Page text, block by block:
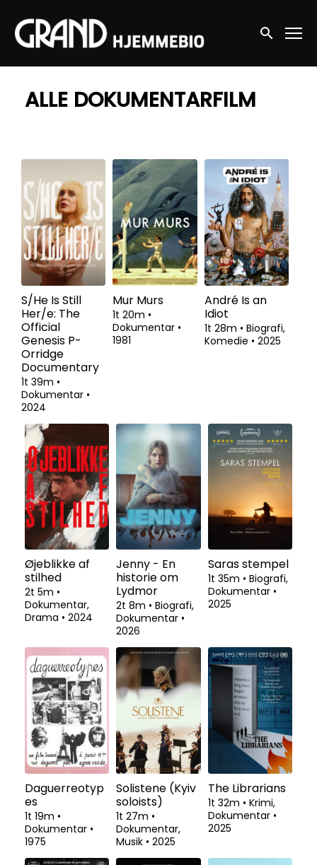
Accessibility Links
Søg nu
ALLE DOKUMENTARFILM
S/He Is Still
Her/e: The
Official
Genesis P-
Orridge
Documentary
1t 39m •
Dokumentar •
2024
Mur Murs
1t 20m •
Dokumentar •
1981
André Is an
Idiot
1t 28m • Biografi,
Komedie • 2025
Øjeblikke af
stilhed
2t 5m •
Dokumentar,
Drama • 2024
Jenny - En
historie om
Lydmor
2t 8m • Biografi,
Dokumentar •
2026
Saras stempel
1t 35m • Biografi,
Dokumentar •
2025
Daguerreotyp
es
1t 19m •
Dokumentar •
1975
Solistene (Kyiv
soloists)
1t 27m •
Dokumentar,
Musik • 2025
The Librarians
1t 32m • Krimi,
Dokumentar •
2025